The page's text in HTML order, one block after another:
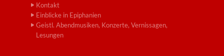
Kontakt
Einblicke in Epiphanien
Geistl. Abendmusiken, Konzerte, Vernissagen,
Lesungen